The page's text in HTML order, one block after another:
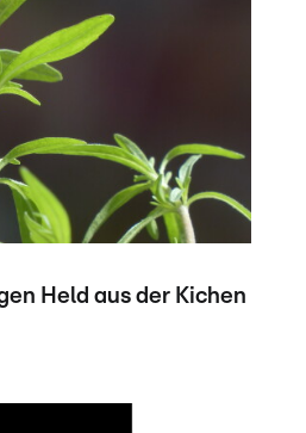
Held aus der Kichen